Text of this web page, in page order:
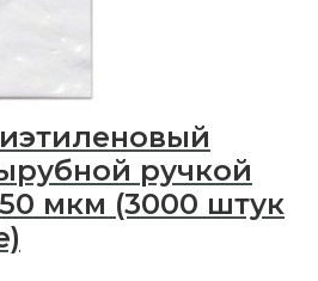
ручкой
мкм (3000 штук